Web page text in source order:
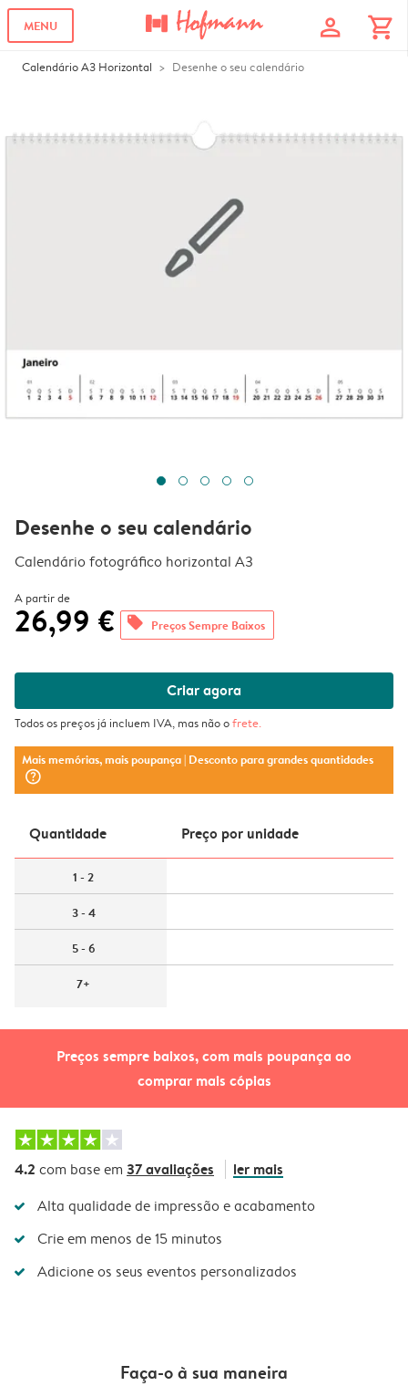
MENU profile shopping_cart
Calendário A3 Horizontal Desenhe o seu calendário
Preços sempre baixos, com mais poupança ao
comprar mais cópias
Desenhe o seu calendário
Calendário fotográfico horizontal A3
A partir de
26,99 € offers Preços Sempre Baixos
Criar agora
Todos os preços já incluem IVA, mas não ofrete.
Mais memórias, mais poupança| Desconto para grandes quantidades
question_mark_circle
Quantidade Preço por unidade
1 - 2
3 - 4
5 - 6
7+
4.2 com base em 37 avaliações ler mais
Alta qualidade de impressão e acabamento
Crie em menos de 15 minutos
Adicione os seus eventos personalizados
Faça-o à sua maneira